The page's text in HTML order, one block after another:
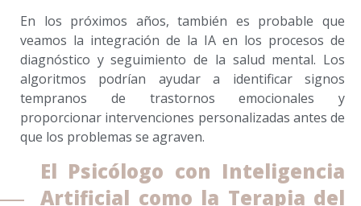
En los próximos años, también es probable que
veamos la integración de la IA en los procesos de
diagnóstico y seguimiento de la salud mental. Los
algoritmos podrían ayudar a identificar signos
tempranos de trastornos emocionales y
proporcionar intervenciones personalizadas antes de
que los problemas se agraven.
El Psicólogo con Inteligencia
Artificial como la Terapia del